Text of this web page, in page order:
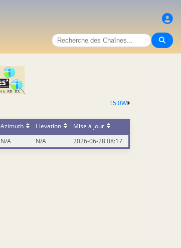
15.0W
Azimuth Elevation
Mise à jour
N/A N/A 2026-06-28 08:17